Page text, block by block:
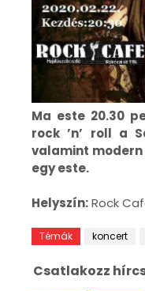
Ma este 20.30
rock ’n’ roll a
valamint modern
egy este.
Helyszín:Rock
Témák koncert
Csatlakozz